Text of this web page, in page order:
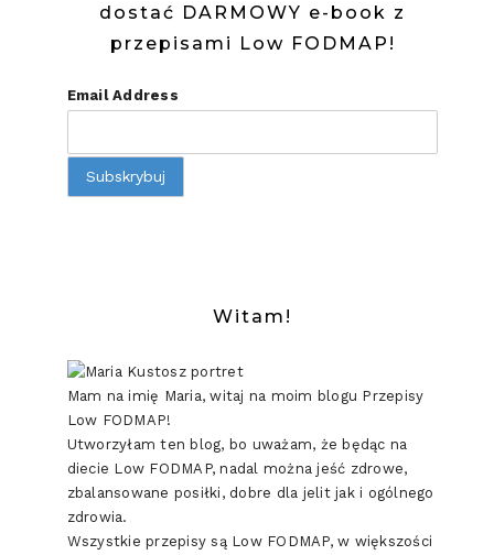
dostać DARMOWY e-book z
przepisami Low FODMAP!
Email Address
Witam!
Mam na imię Maria, witaj na moim blogu Przepisy
Low FODMAP!
Utworzyłam ten blog, bo uważam, że będąc na
diecie Low FODMAP, nadal można jeść zdrowe,
zbalansowane posiłki, dobre dla jelit jak i ogólnego
zdrowia.
Wszystkie przepisy są Low FODMAP, w większości